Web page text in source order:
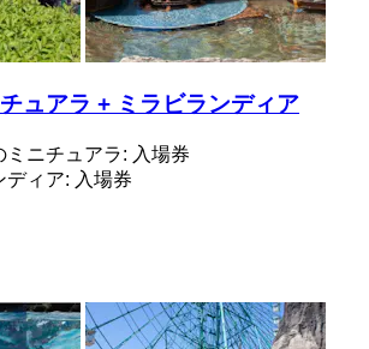
ュアラ + ミラビランディア
ミニチュアラ: 入場券
ディア: 入場券